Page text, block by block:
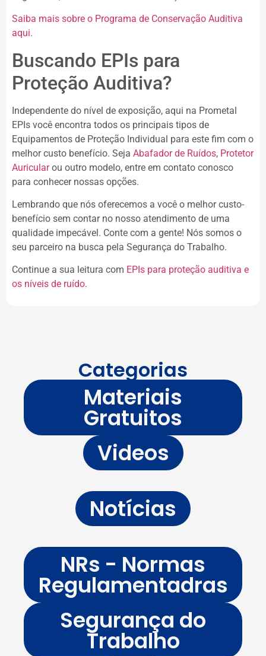
Saiba mais sobre o Programa de Conservação Auditiva
aqui.
Buscando EPIs para
Proteção Auditiva?
Independente do nível de exposição, aqui na Prometal
EPIs você encontra todos os principais tipos de
Equipamentos de Proteção Individual para este fim com o
melhor custo benefício. Seja Abafador de Ruídos, Protetor
Auricularou outro modelo, entre em contato conosco
para conhecer nossas opções.
Lembrando que nós oferecemos a você o melhor custo-
benefício sem contar no nosso atendimento de uma
qualidade impecável. Conte com a gente! Nós somos o
seu parceiro na busca pela Segurança do Trabalho.
Continue a sua leitura com EPIs para proteção auditiva e
os níveis de ruído.
Categorias
Materiais
Gratuitos
Videos
Notícias
NRs - Normas
Regulamentadras
Segurança do
Trabalho